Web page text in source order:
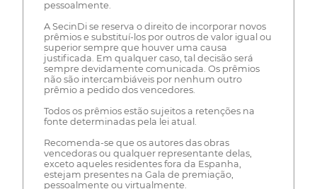
pessoalmente.
A SecinDi se reserva o direito de incorporar novos
prêmios e substituí-los por outros de valor igual ou
superior sempre que houver uma causa
justificada. Em qualquer caso, tal decisão será
sempre devidamente comunicada. Os prêmios
não são intercambiáveis por nenhum outro
prêmio a pedido dos vencedores.
Todos os prêmios estão sujeitos a retenções na
fonte determinadas pela lei atual.
Recomenda-se que os autores das obras
vencedoras ou qualquer representante delas,
exceto aqueles residentes fora da Espanha,
estejam presentes na Gala de premiação,
pessoalmente ou virtualmente.